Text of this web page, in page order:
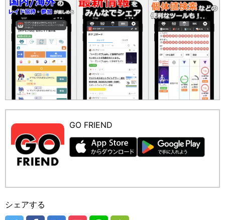
GO FRIEND
シェアする